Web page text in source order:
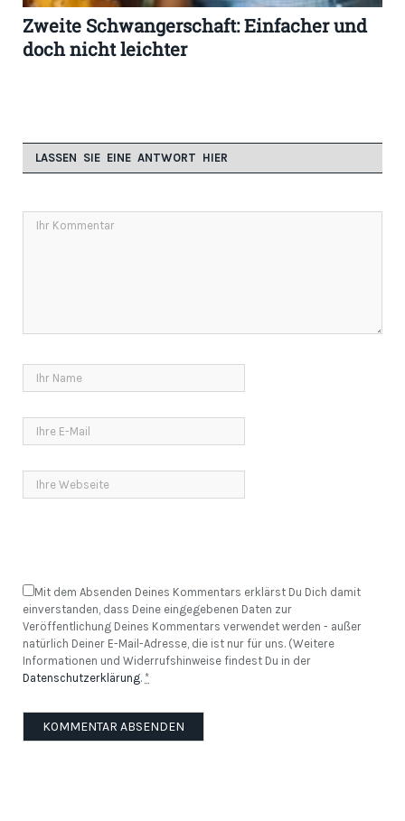
Zweite Schwangerschaft: Einfacher und
doch nicht leichter
LASSEN SIE EINE ANTWORT HIER
Mit dem Absenden Deines Kommentars erklärst Du Dich damit
einverstanden, dass Deine eingegebenen Daten zur
Veröffentlichung Deines Kommentars verwendet werden - außer
natürlich Deiner E-Mail-Adresse, die ist nur für uns. (Weitere
Informationen und Widerrufshinweise findest Du in der
Datenschutzerklärung. *